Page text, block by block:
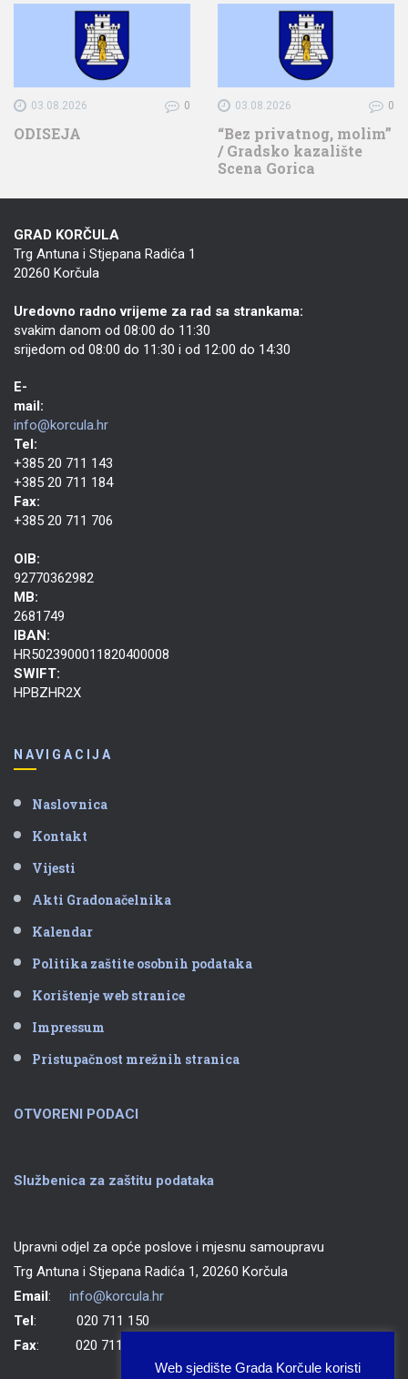
03.08.2026 0
ODISEJA
03.08.2026 0
“Bez privatnog, molim”
/ Gradsko kazalište
Scena Gorica
GRAD KORČULA
Trg Antuna i Stjepana Radića 1
20260 Korčula
Uredovno radno vrijeme za rad sa strankama:
svakim danom od 08:00 do 11:30
srijedom od 08:00 do 11:30 i od 12:00 do 14:30
E-
mail:
info@korcula.hr
Tel:
+385 20 711 143
+385 20 711 184
Fax:
+385 20 711 706
OIB:
92770362982
MB:
2681749
IBAN:
HR5023900011820400008
SWIFT:
HPBZHR2X
NAVIGACIJA
Naslovnica
Kontakt
Vijesti
Akti Gradonačelnika
Kalendar
Politika zaštite osobnih podataka
Korištenje web stranice
Impressum
Pristupačnost mrežnih stranica
OTVORENI PODACI
Službenica za zaštitu podataka
Upravni odjel za opće poslove i mjesnu samoupravu
Trg Antuna i Stjepana Radića 1, 20260 Korčula
Email: info@korcula.hr
Tel: 020 711 150
Fax: 020 711 702
Web sjedište Grada Korčule koristi